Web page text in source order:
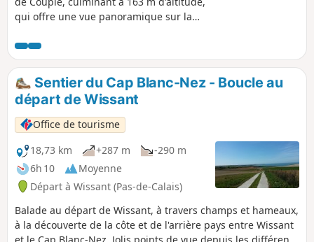
qui offre une vue panoramique sur la
phares du Gris-Nez et du Blanc-Nez. Il
utilise quelques portions des GR®128 et
145. Sentier du Cap Blanc-Nez - Boucle au
départ de Wissant
Office de tourisme
18,73 km
+287 m
-290 m
6h 10
Moyenne
Départ à Wissant (Pas-de-Calais)
Balade au départ de Wissant, à travers champs et hameaux,
à la découverte de la côte et de l'arrière pays entre Wissant